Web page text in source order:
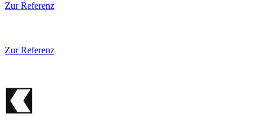
Zur Referenz
Zur Referenz